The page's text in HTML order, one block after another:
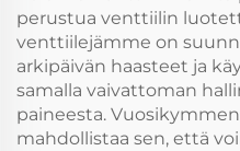
perustua venttiilin
venttiilejämme on
arkipäivän haasteet ja
samalla vaivattoman
paineesta.
mahdollistaa sen, että